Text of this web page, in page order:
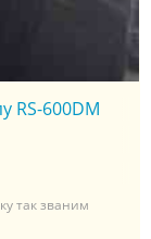
RS-600DM
так званим